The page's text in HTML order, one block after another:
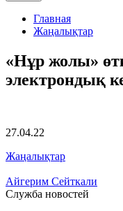
Главная
Жаңалықтар
«Нұр жолы»
электрондық
27.04.22
Жаңалықтар
Айгерим Сейткали
Служба новостей